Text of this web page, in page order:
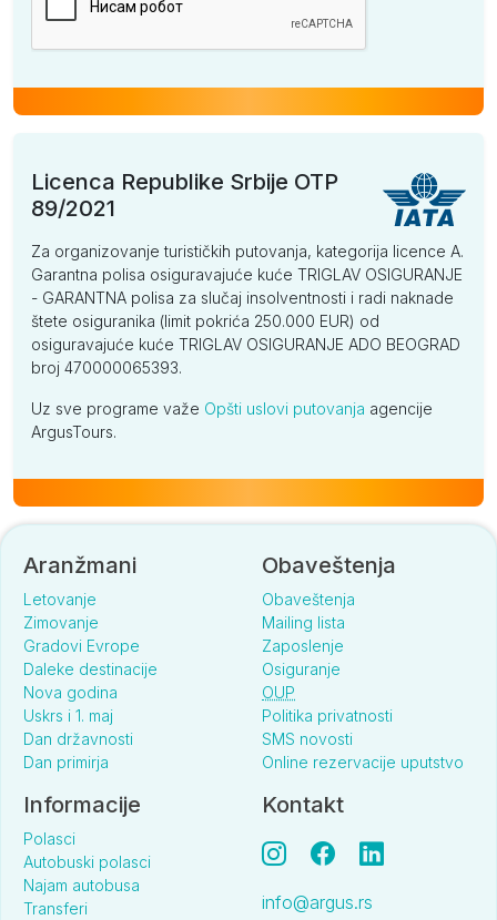
Licenca Republike Srbije OTP
89/2021
Za organizovanje turističkih putovanja, kategorija licence A.
Garantna polisa osiguravajuće kuće TRIGLAV OSIGURANJE
- GARANTNA polisa za slučaj insolventnosti i radi naknade
štete osiguranika (limit pokrića 250.000 EUR) od
osiguravajuće kuće TRIGLAV OSIGURANJE ADO BEOGRAD
broj 470000065393.
Uz sve programe važe Opšti uslovi putovanja agencije
ArgusTours.
Aranžmani
Letovanje
Zimovanje
Gradovi Evrope
Daleke destinacije
Nova godina
Uskrs i 1. maj
Dan državnosti
Dan primirja
Obaveštenja
Obaveštenja
Mailing lista
Zaposlenje
Osiguranje
OUP
Politika privatnosti
SMS novosti
Online rezervacije uputstvo
Informacije
Polasci
Autobuski polasci
Najam autobusa
Transferi
Kontakt
info@argus.rs